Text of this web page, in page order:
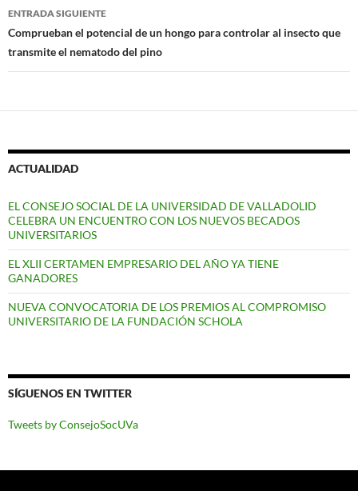
ENTRADA SIGUIENTE
Comprueban el potencial de un hongo para controlar al insecto que
transmite el nematodo del pino
ACTUALIDAD
EL CONSEJO SOCIAL DE LA UNIVERSIDAD DE VALLADOLID
CELEBRA UN ENCUENTRO CON LOS NUEVOS BECADOS
UNIVERSITARIOS
EL XLII CERTAMEN EMPRESARIO DEL AÑO YA TIENE
GANADORES
NUEVA CONVOCATORIA DE LOS PREMIOS AL COMPROMISO
UNIVERSITARIO DE LA FUNDACIÓN SCHOLA
SÍGUENOS EN TWITTER
Tweets by ConsejoSocUVa